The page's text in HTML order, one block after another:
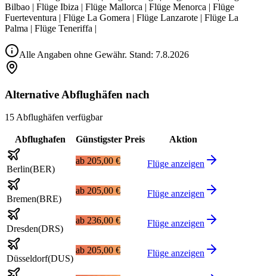
Bilbao | Flüge Ibiza | Flüge Mallorca | Flüge Menorca | Flüge
Fuerteventura | Flüge La Gomera | Flüge Lanzarote | Flüge La
Palma | Flüge Teneriffa |
Alle Angaben ohne Gewähr. Stand: 7.8.2026
Alternative Abflughäfen nach
15 Abflughäfen verfügbar
Abflughafen Günstigster Preis Aktion
Berlin(BER)
ab 205,00 € Flüge anzeigen
Bremen(BRE)
ab 205,00 € Flüge anzeigen
Dresden(DRS)
ab 236,00 € Flüge anzeigen
Düsseldorf(DUS)
ab 205,00 € Flüge anzeigen